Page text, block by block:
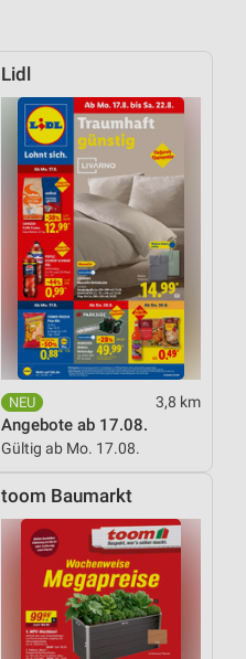
Lidl
3,8 km
Angebote ab 17.08.
Gültig ab Mo. 17.08.
toom Baumarkt